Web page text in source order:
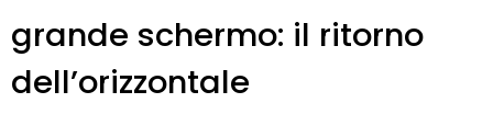
grande schermo: il ritorno
dell’orizzontale